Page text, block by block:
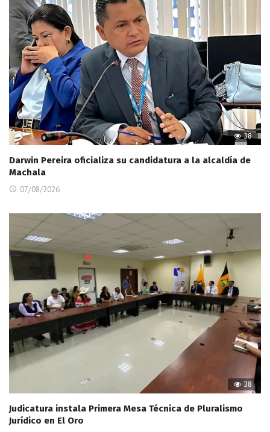
38
Darwin Pereira oficializa su candidatura a la alcaldía de
Machala
07/08/2026
38
Judicatura instala Primera Mesa Técnica de Pluralismo
Jurídico en El Oro